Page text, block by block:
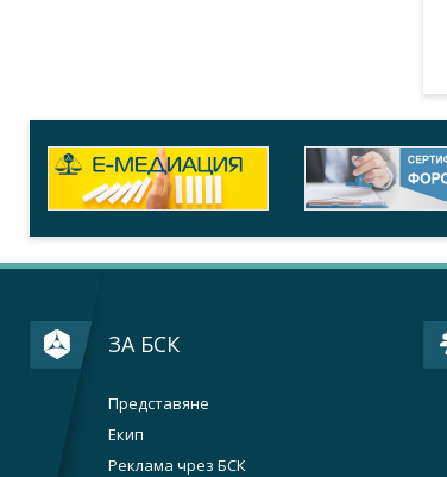
ЗА БСК
Представяне
Екип
Реклама чрез БСК